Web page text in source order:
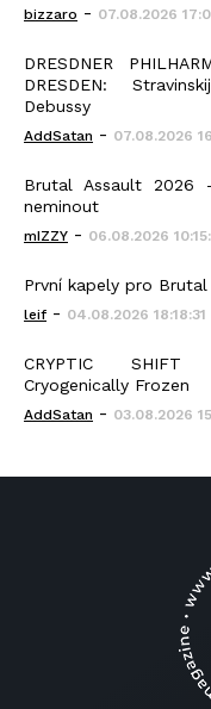
bizzaro - 07.08.2026
DRESDNER
DRESDEN:
Debussy
AddSatan - 07.08.2026
Brutal Assault
neminout
mIZZY - 06.08.2026
První kapely pro
leif - 04.08.2026 18:18:31
CRYPTIC SHIFT
Cryogenically Frozen
AddSatan - 03.08.2026